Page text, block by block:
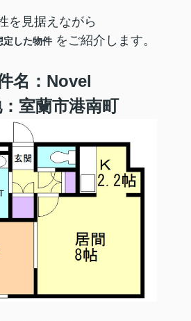
を見据えながら
定した物件 をご紹介します。
名 ：Novel
：室蘭市港南町